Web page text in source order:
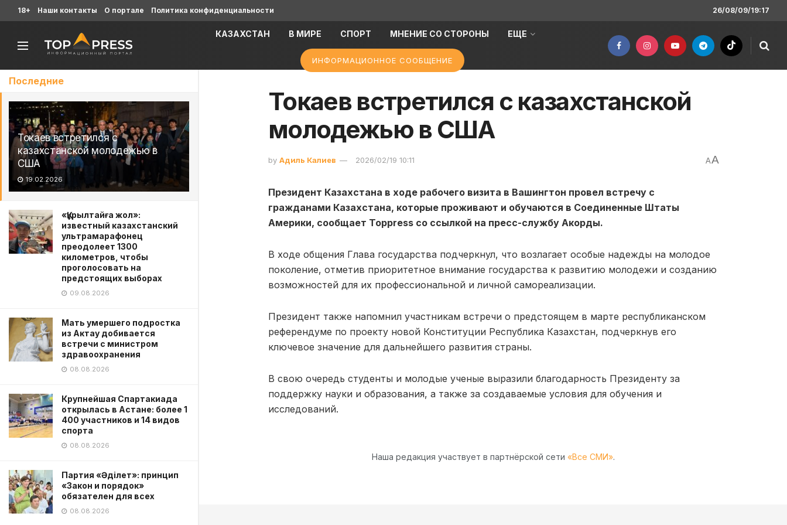
Последние
Токаев встретился с
казахстанской молодежью в
США
19.02.2026
«Құрылтайға жол»:
известный казахстанский
ультрамарафонец
преодолеет 1300
километров, чтобы
проголосовать на
предстоящих выборах
09.08.2026
Мать умершего подростка
из Актау добивается
встречи с министром
здравоохранения
08.08.2026
Крупнейшая Спартакиада
открылась в Астане: более 1
400 участников и 14 видов
спорта
08.08.2026
Партия «Әділет»: принцип
«Закон и порядок»
обязателен для всех
08.08.2026
18+ Наши контакты О портале Политика конфиденциальности 26/08/09/19:17
КАЗАХСТАН В МИРЕ СПОРТ МНЕНИЕ СО СТОРОНЫ ЕЩЕ
ИНФОРМАЦИОННОЕ СООБЩЕНИЕ
Токаев встретился с казахстанской
молодежью в США
by Адиль Калиев 2026/02/19 10:11 AA
Президент Казахстана в ходе рабочего визита в Вашингтон провел встречу с
гражданами Казахстана, которые проживают и обучаются в Соединенные Штаты
Америки, сообщает Toppress со ссылкой на пресс-службу Акорды.
В ходе общения Глава государства подчеркнул, что возлагает особые надежды на молодое
поколение, отметив приоритетное внимание государства к развитию молодежи и созданию
возможностей для их профессиональной и личной самореализации.
Президент также напомнил участникам встречи о предстоящем в марте республиканском
референдуме по проекту новой Конституции Республика Казахстан, подчеркнув его
ключевое значение для дальнейшего развития страны.
В свою очередь студенты и молодые ученые выразили благодарность Президенту за
поддержку науки и образования, а также за создаваемые условия для обучения и
исследований.
Наша редакция участвует в партнёрской сети «Все СМИ».